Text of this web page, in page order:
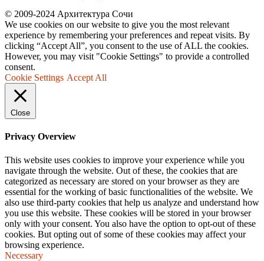
© 2009-2024 Архитектура Сочи
We use cookies on our website to give you the most relevant
experience by remembering your preferences and repeat visits. By
clicking “Accept All”, you consent to the use of ALL the cookies.
However, you may visit "Cookie Settings" to provide a controlled
consent.
Cookie Settings Accept All
Close
Privacy Overview
This website uses cookies to improve your experience while you
navigate through the website. Out of these, the cookies that are
categorized as necessary are stored on your browser as they are
essential for the working of basic functionalities of the website. We
also use third-party cookies that help us analyze and understand how
you use this website. These cookies will be stored in your browser
only with your consent. You also have the option to opt-out of these
cookies. But opting out of some of these cookies may affect your
browsing experience.
Necessary